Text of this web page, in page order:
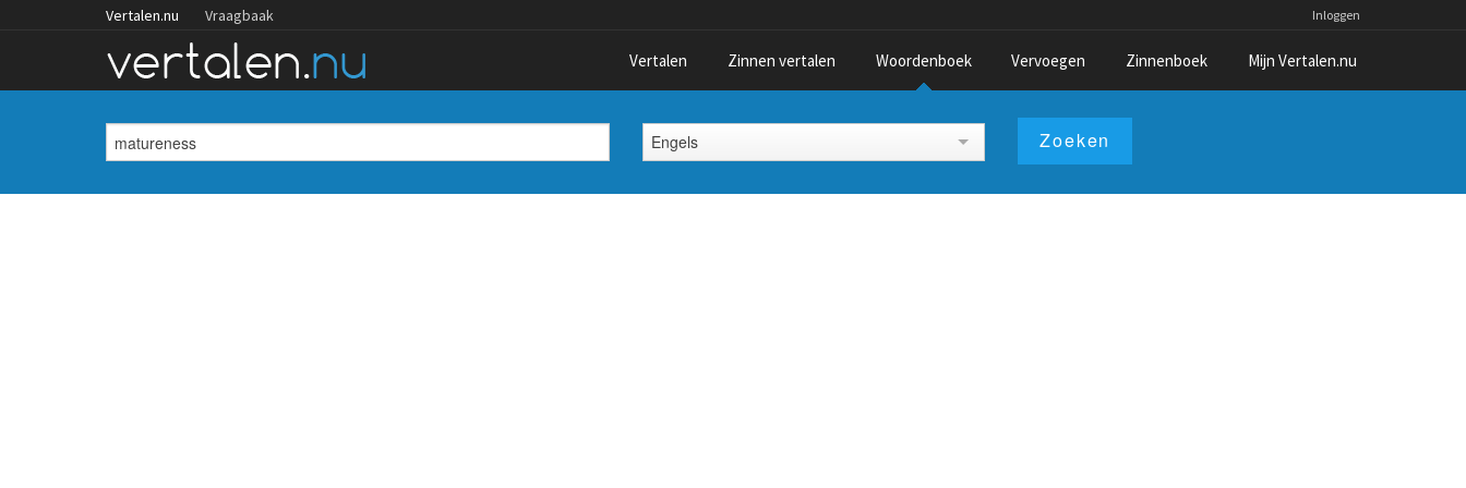
Vertalen.nu Vraagbaak Inloggen
Vertalen Zinnen vertalen Woordenboek Vervoegen Zinnenboek Mijn Vertalen.nu
Engels